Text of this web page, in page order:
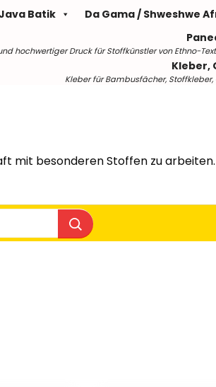
Batik Da Gama / Shweshwe
hochwertiger Druck für Stoffkünstler von Ethno-
Kleber,
Kleber für Bambusfächer,
mit besonderen Stoffen zu arbeiten.